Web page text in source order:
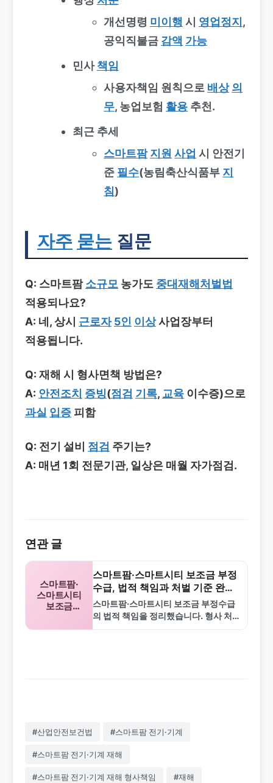
개선명령 미이행 시 영업정지 ,
공익직불금 감액 가능
민사책임
사용자책임 원칙으로 배상 의
무, 농업보험 활용 추천.
최근 추세
스마트팜 지원 사업 시 안전기
준 필수(농림축산식품부 지
침)
자주 묻는 질문
Q: 스마트팜소규모 농가도 중대재해처벌법
적용되나요?
A: 네, 상시 근로자 5인 이상사업장부터
적용됩니다.
Q: 재해 시 형사면책 방법은?
A: 안전조치 증빙(점검 기록, 교육 이수증)으로
과실 입증 피함
Q: 전기 설비 점검 주기는?
A: 매년 1회 전문기관, 일상은 매월 자가점검.
연관 글
스마트팜·
스마트시티
보조금
스마트팜·스마트시티 보조금 부정
수급, 법적 책임과 처벌 기준 완벽
정리
스마트팜·스마트시티 보조금 부정수급
의 법적 책임을 정리했습니다. 형사 처
#산업안전보건법 #스마트팜 전기·기계
#스마트팜 전기·기계 재해
#스마트팜 전기·기계 재해 형사책임 #재해